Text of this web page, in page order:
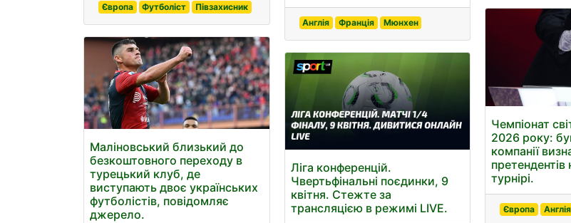
Європа Футболіст Півзахисник
Маліновський близький до
безкоштовного переходу в
турецький клуб, де
виступають двоє українських
футболістів, повідомляє
джерело.
Англія Франція Мюнхен
Ліга конференцій.
Чвертьфінальні поєдинки, 9
квітня. Стежте за
трансляцією в режимі LIVE.
Чемпіонат
2026 року:
компанії
турнірі.
Європа Англія